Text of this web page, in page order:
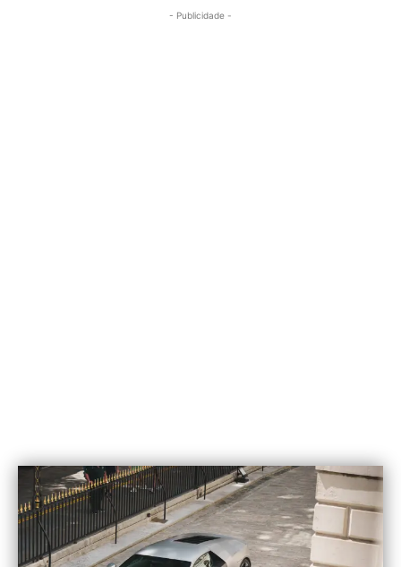
- Publicidade -